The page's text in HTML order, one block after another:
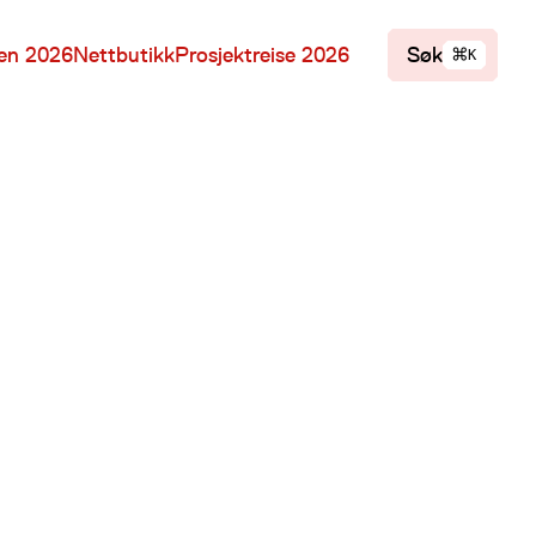
2026NettbutikkProsjektreise 2026 Søk ⌘ K